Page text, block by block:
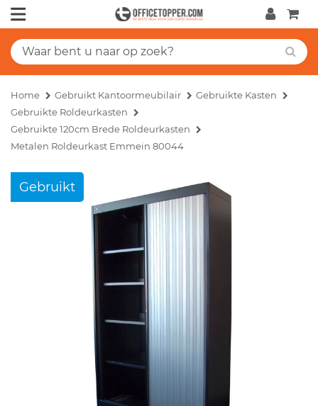
Home Gebruikt Kantoormeubilair
Gebruikte Kasten
Gebruikte Roldeurkasten
Gebruikte 120cm Brede Roldeurkasten
Metalen Roldeurkast Emmein 80044
Gebruikt